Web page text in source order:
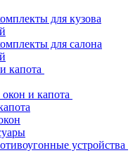
для кузова
для салона
капота
и капота
устройства